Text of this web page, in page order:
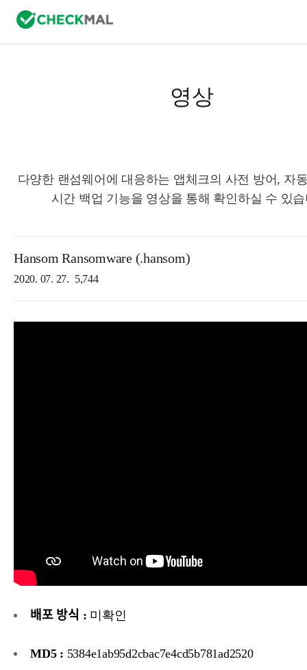
영상
다양한 랜섬웨어에 대응하는 앱체크의 사전 방어, 자
시간 백업 기능을 영상을 통해 확인하실 수 있
Hansom Ransomware (.hansom)
2020. 07. 27. 5,744
배포 방식 : 미확인
MD5 : 5384e1ab95d2cbac7e4cd5b781ad2520